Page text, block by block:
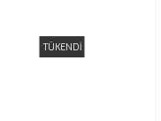
TÜKENDİ